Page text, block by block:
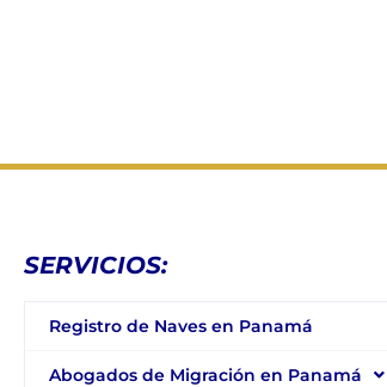
SERVICIOS:
Registro de Naves en Panamá
Abogados de Migración en Panamá